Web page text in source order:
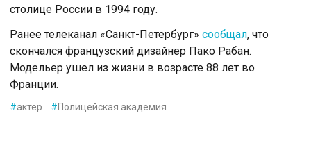
столице России в 1994 году.
Ранее телеканал «Санкт-Петербург» сообщал, что
скончался французский дизайнер Пако Рабан.
Модельер ушел из жизни в возрасте 88 лет во
Франции.
#актер #Полицейская академия